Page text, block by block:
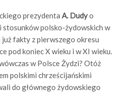
prezydenta A. Dudyo
polsko-żydowskich w
fakty z pierwszego okresu
pod koniec X wieku i w XI wieku.
w Polsce Żydzi? Otóż
polskimi chrześcijańskimi
do głównego żydowskiego